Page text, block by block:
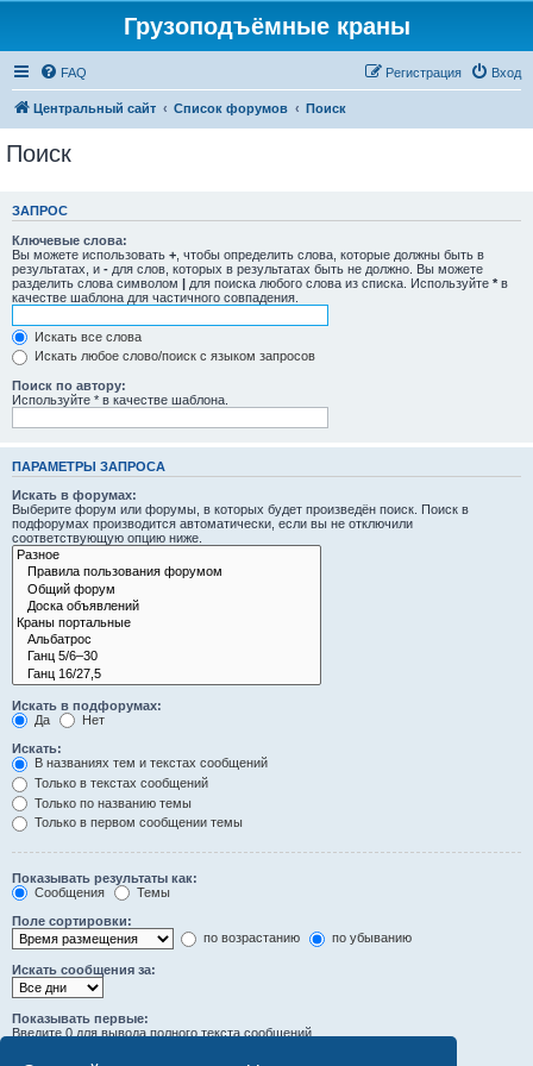
Грузоподъёмные краны
FAQ Вход
Регистрация
Центральный сайт Список форумов Поиск
Поиск
ЗАПРОС
Ключевые слова:
Вы можете использовать + , чтобы определить слова, которые должны быть в
результатах, и - для слов, которых в результатах быть не должно. Вы можете
разделить слова символом | для поиска любого слова из списка. Используйте * в
качестве шаблона для частичного совпадения.
Искать все слова
Искать любое слово/поиск с языком запросов
Поиск по автору:
Используйте * в качестве шаблона.
ПАРАМЕТРЫ ЗАПРОСА
Искать в форумах:
Выберите форум или форумы, в которых будет произведён поиск. Поиск в
подфорумах производится автоматически, если вы не отключили
соответствующую опцию ниже.
Искать в подфорумах:
Да
Нет
Искать:
В названиях тем и текстах сообщений
Только в текстах сообщений
Только по названию темы
Только в первом сообщении темы
Показывать результаты как:
Сообщения
Темы
Поле сортировки:
по возрастанию
по убыванию
Искать сообщения за:
Показывать первые:
Введите 0 для вывода полного текста сообщений.